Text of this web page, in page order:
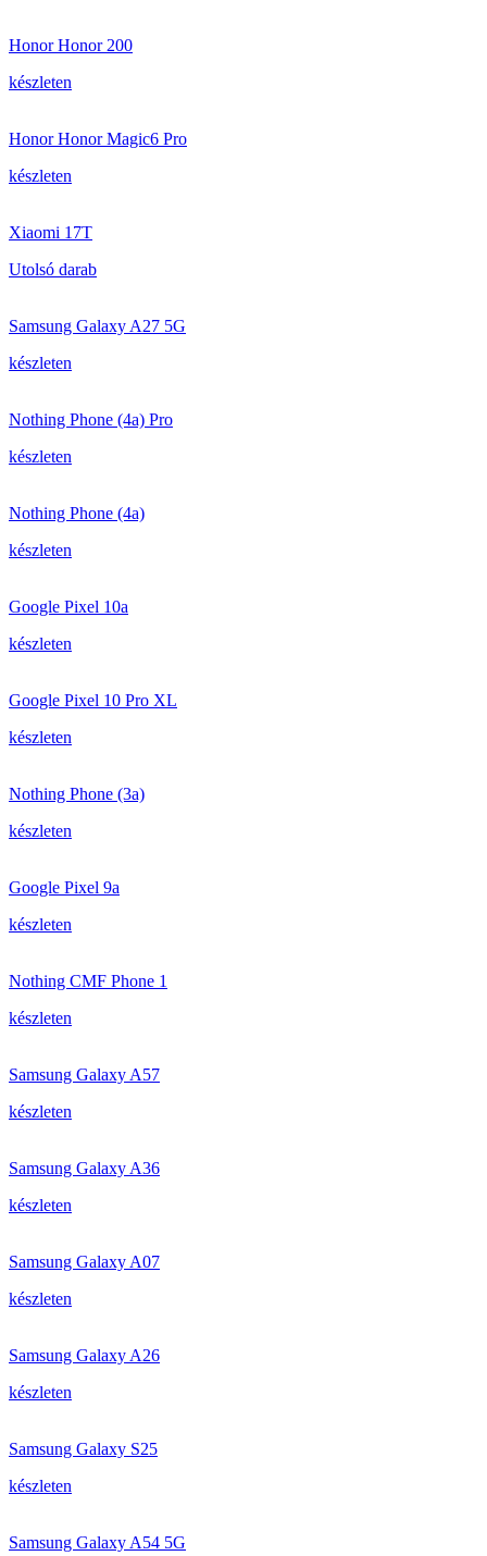
Honor Honor 200
készleten
Honor Honor Magic6 Pro
készleten
Xiaomi 17T
Utolsó darab
Samsung Galaxy A27 5G
készleten
Nothing Phone (4a) Pro
készleten
Nothing Phone (4a)
készleten
Google Pixel 10a
készleten
Google Pixel 10 Pro XL
készleten
Nothing Phone (3a)
készleten
Google Pixel 9a
készleten
Nothing CMF Phone 1
készleten
Samsung Galaxy A57
készleten
Samsung Galaxy A36
készleten
Samsung Galaxy A07
készleten
Samsung Galaxy A26
készleten
Samsung Galaxy S25
készleten
Samsung Galaxy A54 5G